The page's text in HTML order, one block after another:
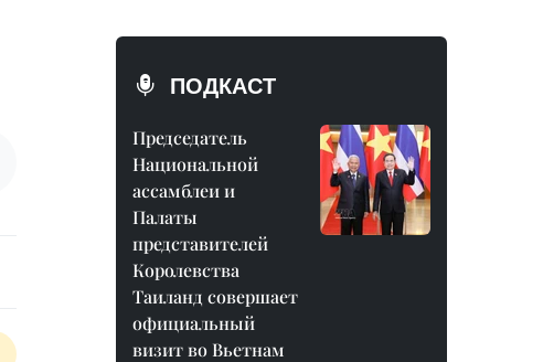
ПОДКАСТ
Председатель
Национальной
ассамблеи и
Палаты
представителей
Королевства
Таиланд совершает
официальный
визит во Вьетнам